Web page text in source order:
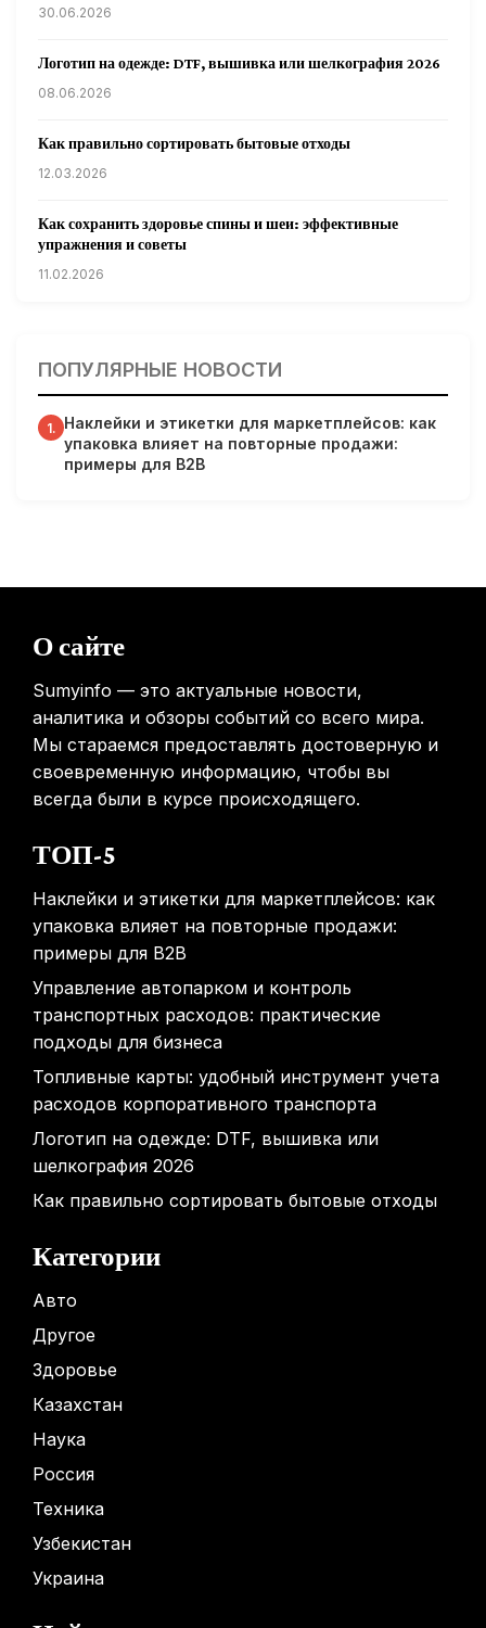
30.06.2026
Логотип на одежде: DTF, вышивка или шелкография 2026
08.06.2026
Как правильно сортировать бытовые отходы
12.03.2026
Как сохранить здоровье спины и шеи: эффективные
упражнения и советы
11.02.2026
31.01.2026
Гарвардские ученые обнаружили сеть лимфатических
сосудов в мозге человека и мышей
31.01.2026
выявления рисков раннего старения
ПОПУЛЯРНЫЕ НОВОСТИ
1. Наклейки и этикетки для маркетплейсов: как
упаковка влияет на повторные продажи:
примеры для B2B
О сайте
Sumyinfo — это актуальные новости,
аналитика и обзоры событий со всего мира.
Мы стараемся предоставлять достоверную и
своевременную информацию, чтобы вы
всегда были в курсе происходящего.
ТОП-5
Наклейки и этикетки для маркетплейсов: как
упаковка влияет на повторные продажи:
примеры для B2B
Управление автопарком и контроль
транспортных расходов: практические
подходы для бизнеса
Топливные карты: удобный инструмент учета
расходов корпоративного транспорта
Логотип на одежде: DTF, вышивка или
шелкография 2026
Как правильно сортировать бытовые отходы
Категории
Авто
Другое
Здоровье
Казахстан
Наука
Россия
Техника
Узбекистан
Украина